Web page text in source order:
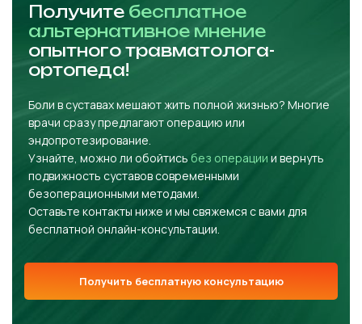
Получите бесплатное
альтернативное мнение
опытного травматолога-
ортопеда!
Боли в суставах мешают жить полной жизнью? Многие
врачи сразу предлагают операцию или
эндопротезирование.
Узнайте, можно ли обойтись без операции и вернуть
подвижность суставов современными
безоперационными методами.
Оставьте контакты ниже и мы свяжемся с вами для
бесплатной онлайн-консультации.
Получить бесплатную консультацию